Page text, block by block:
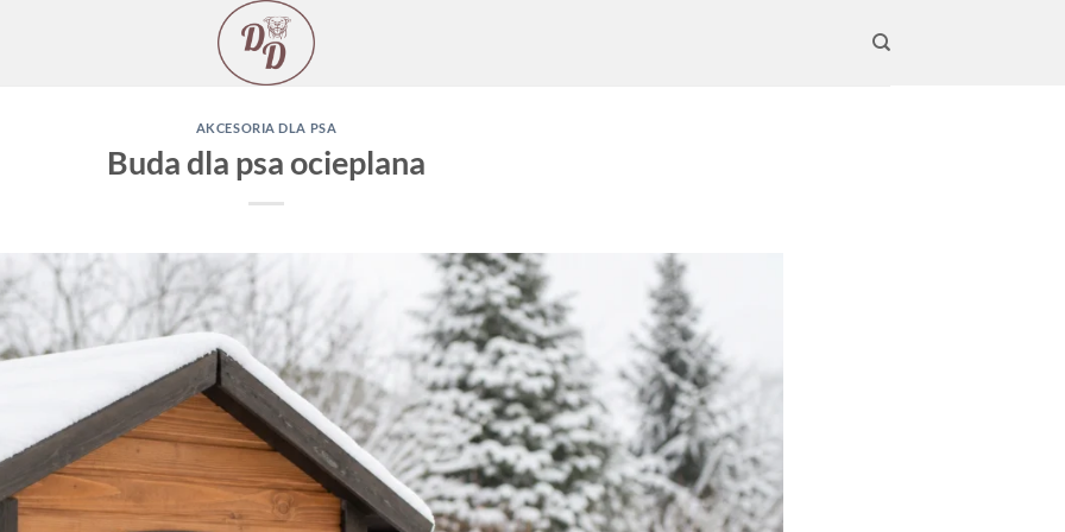
AKCESORIA DLA PSA
Buda dla psa ocieplana